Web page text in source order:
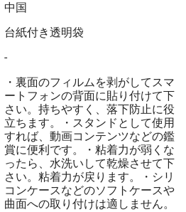
中国
台紙付き透明袋
-
・裏面のフィルムを剥がしてスマ
ートフォンの背面に貼り付けて下
さい。持ちやすく、落下防止に役
立ちます。・スタンドとして使用
すれば、動画コンテンツなどの鑑
賞に便利です。・粘着力が弱くな
ったら、水洗いして乾燥させて下
さい。粘着力が戻ります。・シリ
コンケースなどのソフトケースや
曲面への取り付けは適しません。